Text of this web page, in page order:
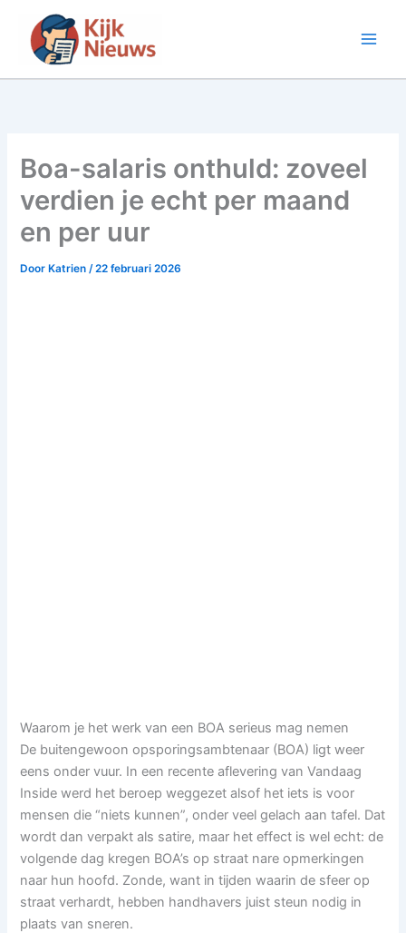
inhoud
Boa-salaris onthuld: zoveel
verdien je echt per maand
en per uur
Door Katrien/22 februari 2026
Waarom je het werk van een BOA serieus mag nemen
De buitengewoon opsporingsambtenaar (BOA) ligt weer
eens onder vuur. In een recente aflevering van Vandaag
Inside werd het beroep weggezet alsof het iets is voor
mensen die “niets kunnen”, onder veel gelach aan tafel. Dat
wordt dan verpakt als satire, maar het effect is wel echt: de
volgende dag kregen BOA’s op straat nare opmerkingen
naar hun hoofd. Zonde, want in tijden waarin de sfeer op
straat verhardt, hebben handhavers juist steun nodig in
plaats van sneren.